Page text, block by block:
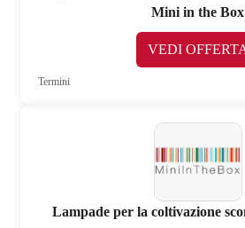
Mini in the Box
VEDI
Termini
Lampade per la coltivazione